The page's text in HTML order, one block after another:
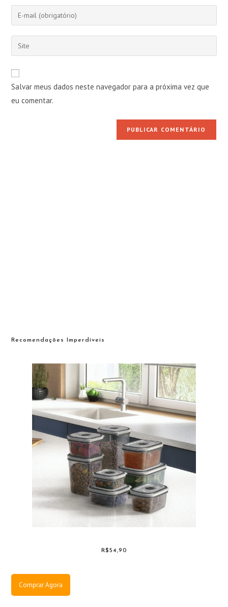
nome
ou
de
usuário
para
comentar
Digite
seu
endereço
de
para
comentar
Digite
o
do
seu
site
Salvar meus dados neste navegador para a próxima vez que
eu comentar.
Recomendações Imperdíveis
R$54,90
Comprar Agora